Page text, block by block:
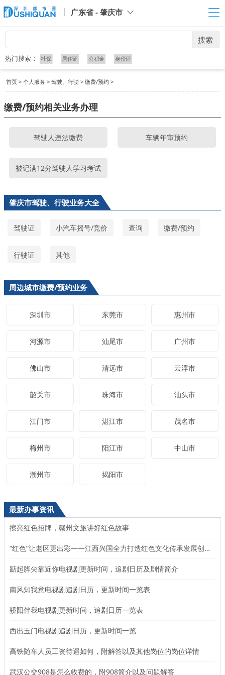
广东省 - 肇庆市
搜索
热门搜索： 社保 居住证 公积金 身份证
首页 > 个人服务 > 驾驶、行驶 > 缴费/预约 >
缴费/预约相关业务办理
驾驶人违法缴费 车辆年审预约
被记满12分驾驶人学习考试
肇庆市驾驶、行驶业务大全
驾驶证 小汽车摇号/竞价 查询 缴费/预约
行驶证 其他
周边城市缴费/预约业务
深圳市 东莞市 惠州市
河源市 汕尾市 广州市
佛山市 清远市 云浮市
韶关市 珠海市 汕头市
江门市 湛江市 茂名市
梅州市 阳江市 中山市
潮州市 揭阳市
最新办事资讯
擦亮红色招牌，赣州文旅讲好红色故事
“红色”让老区更出彩——江西兴国全力打造红色文化传承发展创新示范区
踮起脚尖靠近你电视剧更新时间，追剧日历及剧情简介
南风知我意电视剧追剧日历，更新时间一览表
骄阳伴我电视剧更新时间，追剧日历一览表
西出玉门电视剧追剧日历，更新时间一览
高铁随车人员工资待遇如何，附解答以及其他岗位的岗位详情
武汉公交908是怎么收费的，附908简介以及问题解答